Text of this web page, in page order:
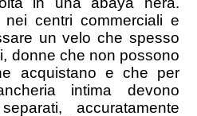
centri commerciali e
un velo che spesso
donne che non possono
acquistano e che per
intima devono
accuratamente